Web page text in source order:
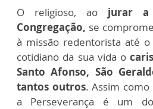
O religioso, ao jurar a
Congregação, se
à missão redentorista até
cotidiano da sua vida o
Santo Afonso, São
tantos outros. Assim
a Perseverança é um